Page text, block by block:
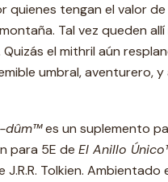
quienes tengan el valor
Tal vez queden
el mithril aún
umbral, aventurero,
dûm™es un suplemento
para 5E de El Anillo
Tolkien.